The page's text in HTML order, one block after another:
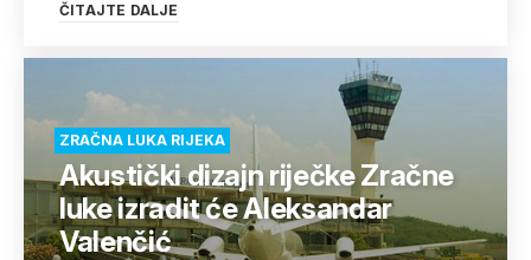
ČITAJTE DALJE
ZRAČNA LUKA RIJEKA
Akustički dizajn riječke Zračne
luke izradit će Aleksandar
Valenčić